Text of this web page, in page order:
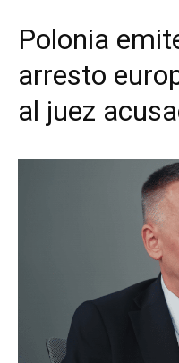
Polonia
arresto
al juez